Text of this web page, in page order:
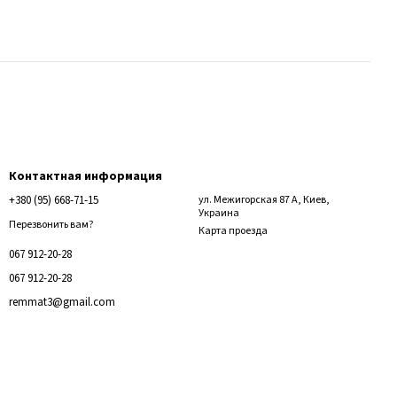
Контактная информация
+380 (95) 668-71-15
Перезвонить вам?
067 912-20-28
067 912-20-28
remmat3@gmail.com
ул. Межигорская 87 А, Киев,
Украина
Карта проезда